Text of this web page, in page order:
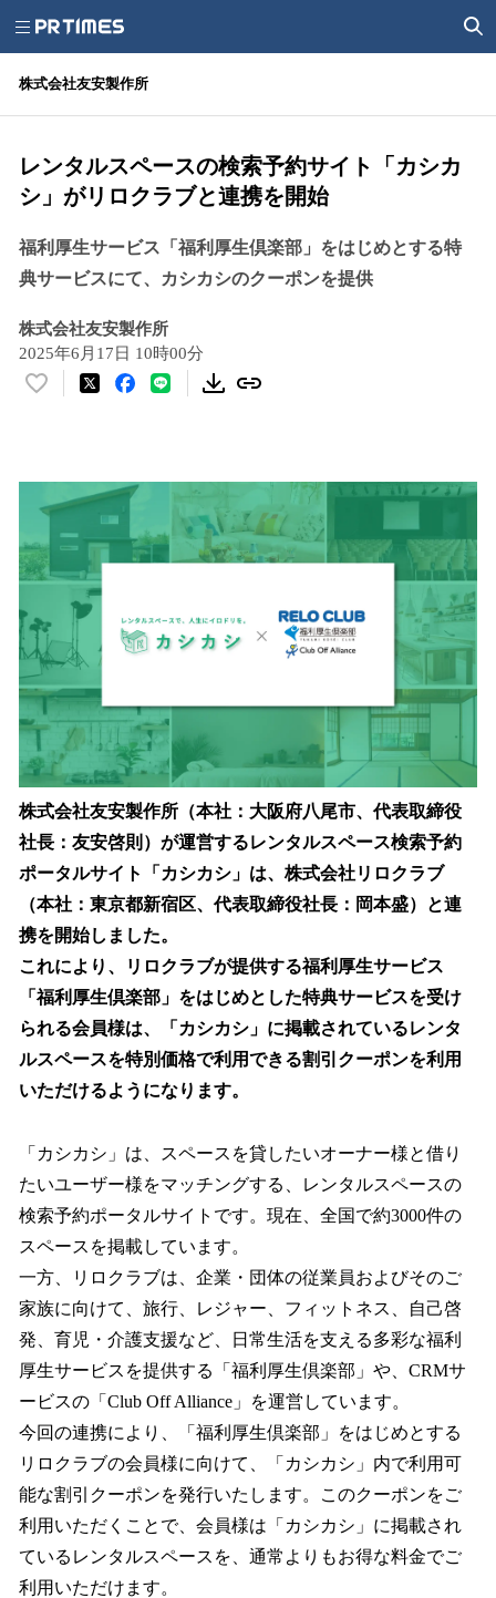
株式会社友安製作所
レンタルスペースの検索予約サイト「カシカ
シ」がリロクラブと連携を開始
福利厚生サービス「福利厚生倶楽部」をはじめとする特
典サービスにて、カシカシのクーポンを提供
株式会社友安製作所
2025年6月17日 10時00分
い
数
を
み
込
中
で
す
株式会社友安製作所（本社：大阪府八尾市、代表取締役
社長：友安啓則）が運営するレンタルスペース検索予約
ポータルサイト「カシカシ」は、株式会社リロクラブ
（本社：東京都新宿区、代表取締役社長：岡本盛）と連
携を開始しました。
これにより、リロクラブが提供する福利厚生サービス
「福利厚生倶楽部」をはじめとした特典サービスを受け
られる会員様は、「カシカシ」に掲載されているレンタ
ルスペースを特別価格で利用できる割引クーポンを利用
いただけるようになります。
「カシカシ」は、スペースを貸したいオーナー様と借り
たいユーザー様をマッチングする、レンタルスペースの
検索予約ポータルサイトです。現在、全国で約3000件の
スペースを掲載しています。
一方、リロクラブは、企業・団体の従業員およびそのご
家族に向けて、旅行、レジャー、フィットネス、自己啓
発、育児・介護支援など、日常生活を支える多彩な福利
厚生サービスを提供する「福利厚生倶楽部」や、CRMサ
ービスの「Club Off Alliance」を運営しています。
今回の連携により、「福利厚生倶楽部」をはじめとする
リロクラブの会員様に向けて、「カシカシ」内で利用可
能な割引クーポンを発行いたします。このクーポンをご
利用いただくことで、会員様は「カシカシ」に掲載され
ているレンタルスペースを、通常よりもお得な料金でご
利用いただけます。